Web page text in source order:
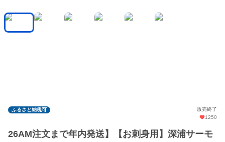
ふるさと納税可
販売終了
1250
26AM注文まで年内発送】【お刺身用】深浦サーモ